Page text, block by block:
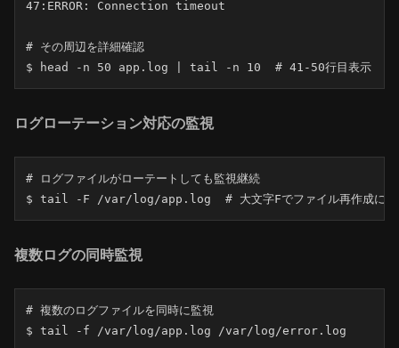
47:ERROR: Connection timeout
# その周辺を詳細確認
$ head -n 50 app.log | tail -n 10  # 41-50行目表示
ログローテーション対応の監視
# ログファイルがローテートしても監視継続
$ tail -F /var/log/app.log  # 大文字Fでファイル再作成に対
複数ログの同時監視
# 複数のログファイルを同時に監視
$ tail -f /var/log/app.log /var/log/error.log